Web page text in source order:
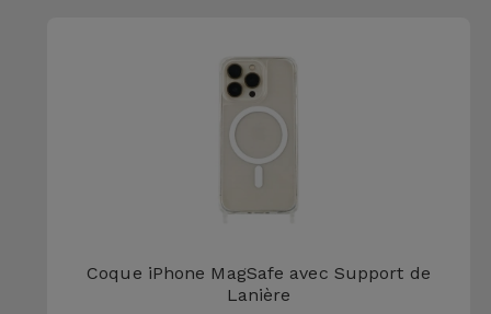
Coque iPhone MagSafe avec Support de
Lanière